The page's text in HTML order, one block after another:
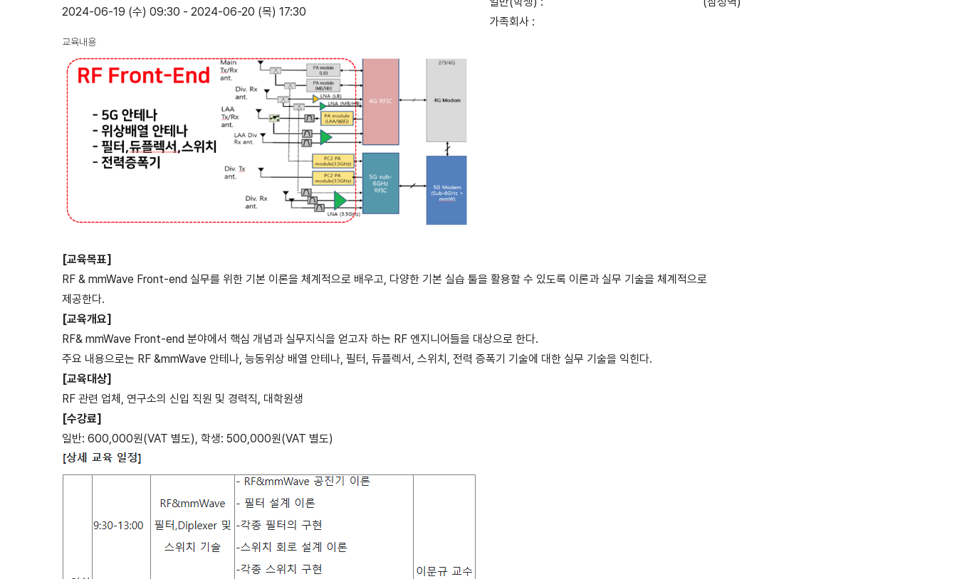
2024-06-19 (수) 09:30 - 2024-06-20 (목) 17:30
교육내용
[교육목표]
RF & mmWave Front-end 실무를 위한 기본 이론을 체계적으로 배우고, 다양한 기본 실습 툴을 활용할 수 있도록 이론과 실무 기술을 체계적으로
제공한다.
[교육개요]
RF& mmWave Front-end 분야에서 핵심 개념과 실무지식을 얻고자 하는 RF 엔지니어들을 대상으로 한다.
주요 내용으로는 RF &mmWave 안테나, 능동위상 배열 안테나, 필터, 듀플렉서, 스위치, 전력 증폭기 기술에 대한 실무 기술을 익힌다.
[교육대상]
RF 관련 업체, 연구소의 신입 직원 및 경력직, 대학원생
[수강료]
일반: 600,000원(VAT 별도), 학생: 500,000원(VAT 별도)
가족회사 :